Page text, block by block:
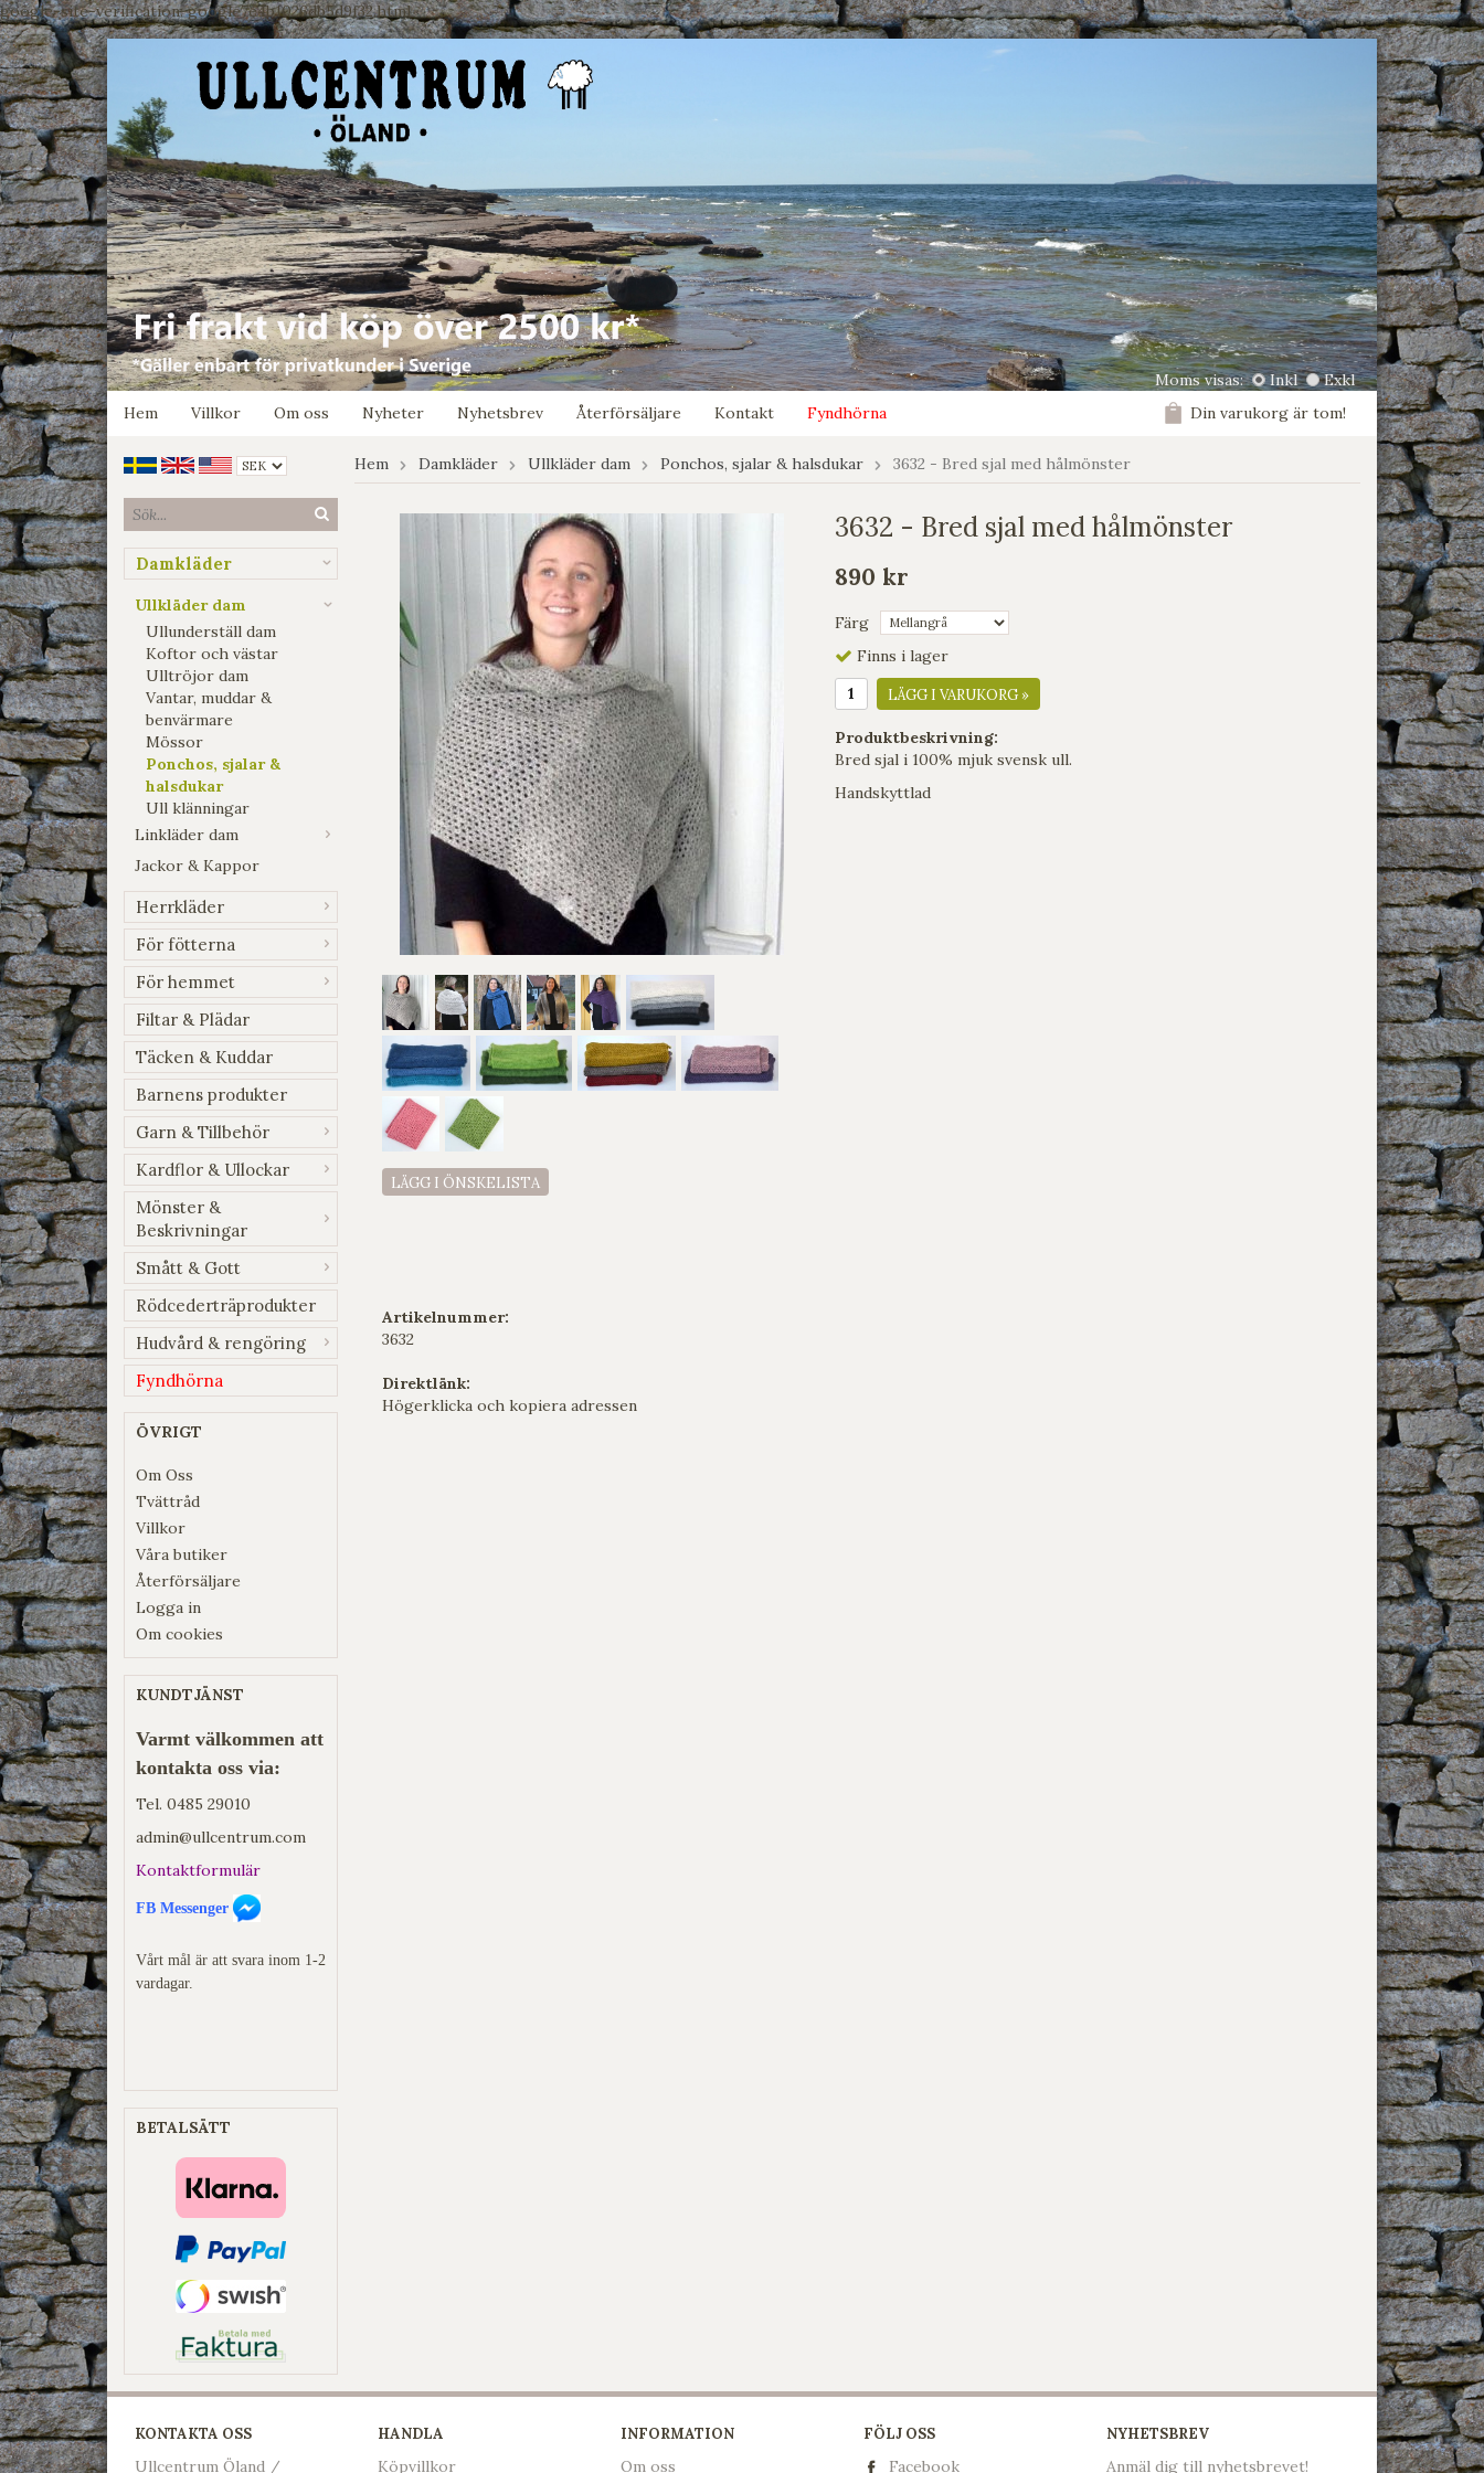
google-site-verification: google7e4b1026db5d9f32.html
Moms visas: Inkl
Exkl
Hem
Villkor Om oss Nyheter Nyhetsbrev Återförsäljare Kontakt Fyndhörna Din varukorg är tom!
Damkläder
Ullkläder dam
Ullunderställ dam
Koftor och västar
Ulltröjor dam
Vantar, muddar &
benvärmare
Mössor
Ponchos, sjalar &
halsdukar
Ull klänningar
Linkläder dam
Jackor & Kappor
Herrkläder
För fötterna
För hemmet
Filtar & Plädar
Täcken & Kuddar
Barnens produkter
Garn & Tillbehör
Kardflor & Ullockar
Mönster &
Beskrivningar
Smått & Gott
Rödcederträprodukter
Hudvård & rengöring
Fyndhörna
ÖVRIGT
Om Oss
Tvättråd
Villkor
Våra butiker
Återförsäljare
Logga in
Om cookies
KUNDTJÄNST
Varmt välkommen att
kontakta oss via:
Tel. 0485 29010
admin@ullcentrum.com
Kontaktformulär
FB Messenger
Vårt mål är att svara inom 1-2
vardagar.
BETALSÄTT
Hem Damkläder Ullkläder dam Ponchos, sjalar & halsdukar 3632 - Bred sjal med hålmönster
LÄGG I ÖNSKELISTA
Artikelnummer:
3632
Direktlänk:
Högerklicka och kopiera adressen
3632 - Bred sjal med hålmönster
890 kr
Färg
Finns i lager
LÄGG I VARUKORG »
Produktbeskrivning:
Bred sjal i 100% mjuk svensk ull.
Handskyttlad
KONTAKTA OSS
Ullcentrum Öland /
HANDLA
Köpvillkor
INFORMATION
Om oss
FÖLJ OSS
Facebook
NYHETSBREV
Anmäl dig till nyhetsbrevet!